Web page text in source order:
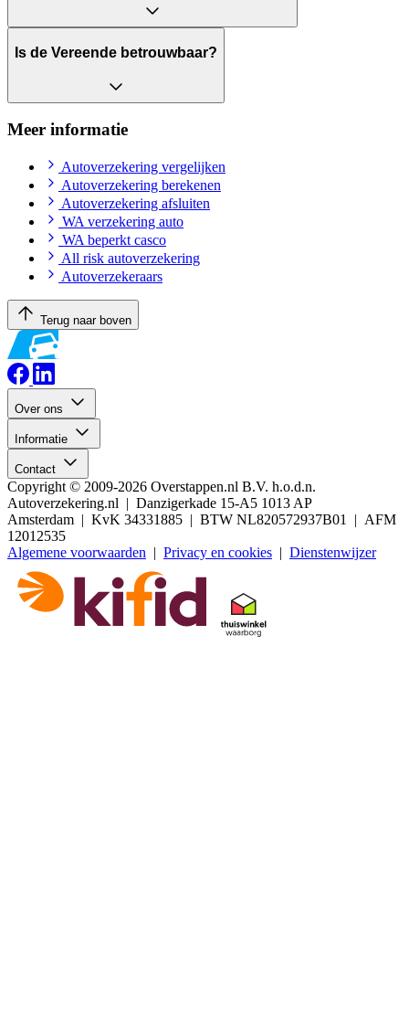
Is de Vereende betrouwbaar?
Meer informatie
Autoverzekering vergelijken
Autoverzekering berekenen
Autoverzekering afsluiten
WA verzekering auto
WA beperkt casco
All risk autoverzekering
Autoverzekeraars
Terug naar boven
Over ons
Informatie
Contact
Copyright © 2009-2026 Overstappen.nl B.V. h.o.d.n.
Autoverzekering.nl | Danzigerkade 15-A5 1013 AP
Amsterdam | KvK 34331885 | BTW NL820572937B01 | AFM
12012535
Algemene voorwaarden | Privacy en cookies | Dienstenwijzer